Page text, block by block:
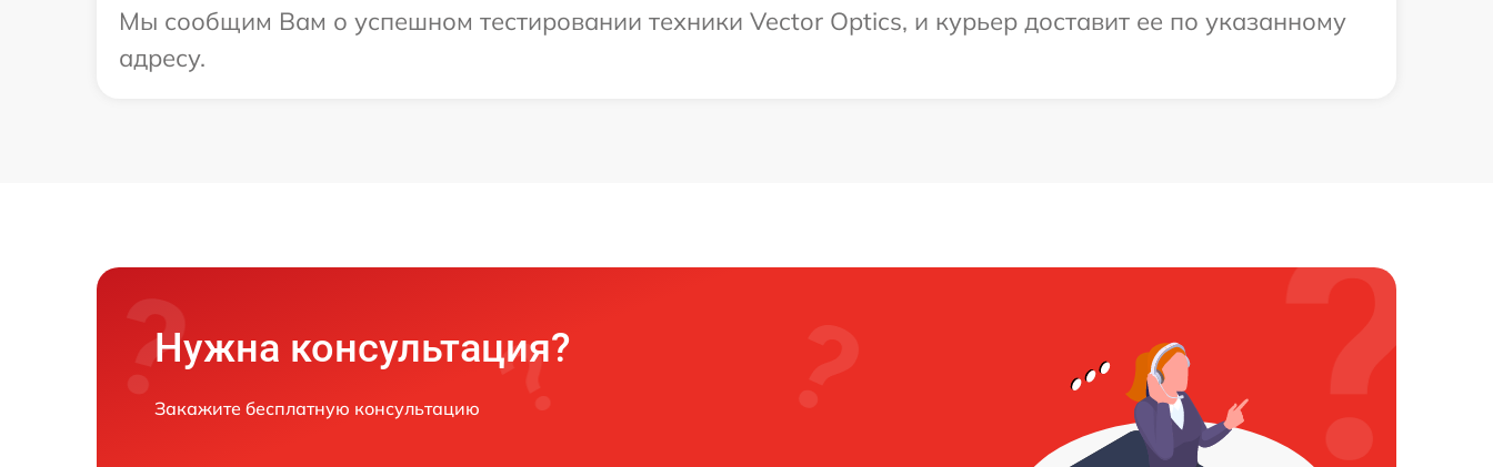
Мы сообщим Вам о успешном тестировании техники Vector Optics, и курьер доставит ее по указанному
адресу.
Нужна консультация?
Закажите бесплатную консультацию